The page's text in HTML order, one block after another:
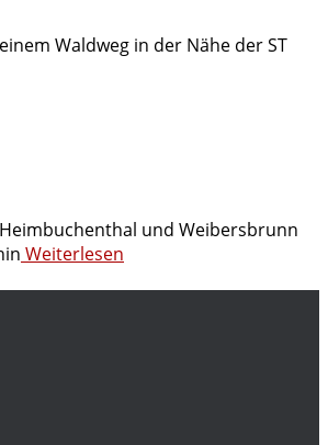
Waldweg in der Nähe der ST
und Weibersbrunn
Weiterlesen